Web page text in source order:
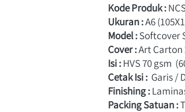
Kode Produk :
Ukuran :A6
Model :Softcover
Cover :Art Carton
Isi :HVS 70 gsm
Cetak Isi : Garis /
Finishing :
Packing Satuan :